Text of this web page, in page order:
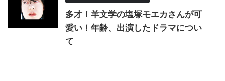
多才！羊文学の塩塚モエカさんが可
愛い！年齢、出演したドラマについ
て